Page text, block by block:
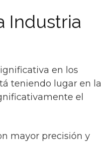
Industria
en los
teniendo lugar en la
el
mayor precisión y